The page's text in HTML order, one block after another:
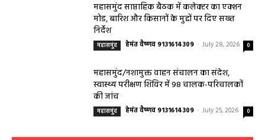
महासमुंद साप्ताहिक बैठक में कलेक्टर का एक्शन
मोड, बारिश और किसानों के मुद्दों पर दिए सख्त
निर्देश
महासमुंद हेमंत वैष्णव 9131614309 - July 28, 2026 0
महासमुंद/नशामुक्त वाहन संचालन का संदेश,
स्वास्थ्य परीक्षण शिविर में 98 चालक-परिचालकों
की जांच
महासमुंद हेमंत वैष्णव 9131614309 - July 25, 2026 0